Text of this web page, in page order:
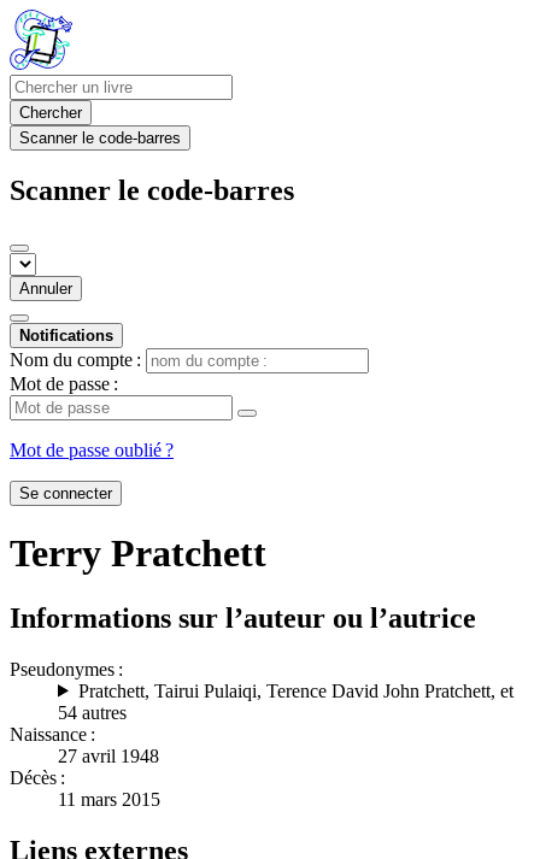
Chercher
Scanner le code-barres
Scanner le code-barres
Annuler
Notifications
Nom du compte :
Mot de passe :
Mot de passe oublié ?
Se connecter
Terry Pratchett
Informations sur l’auteur ou l’autrice
Pseudonymes :
Pratchett, Tairui Pulaiqi, Terence David John Pratchett, et
54 autres
Naissance :
27 avril 1948
Décès :
11 mars 2015
Liens externes